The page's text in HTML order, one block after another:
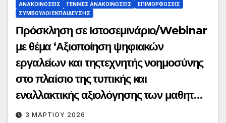
ΑΝΑΚΟΙΝΏΣΕΙΣ ΓΕΝΙΚΈΣ ΑΝΑΚΟΙΝΏΣΕΙΣ
ΕΠΙΜΟΡΦΏΣΕΙΣ
ΣΎΜΒΟΥΛΟΙ ΕΚΠΑΊΔΕΥΣΗΣ
Πρόσκληση σε Ιστοσεμινάριο/Webinar
με θέμα ‘Αξιοποίηση ψηφιακών
εργαλείων και τηςτεχνητής νοημοσύνης
στο πλαίσιο της τυπικής και
εναλλακτικής αξιολόγησης των μαθητών
στηνξενόγλωσση τάξη’
3 ΜΑΡΤΊΟΥ 2026